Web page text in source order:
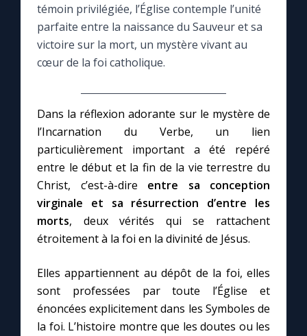
Questions-réponses
Prier au quotidien
L'Évangile chaque jour
Les premiers samedis du mois
Marie qui défait les nœuds
Me consacrer à Jésus par Marie
Mes intentions de prière
Une Minute avec Marie
témoin privilégiée, l’Église contemple l’unité
parfaite entre la naissance du Sauveur et sa
victoire sur la mort, un mystère vivant au
cœur de la foi catholique.
Dans la réflexion adorante sur le mystère de
l’Incarnation du Verbe, un lien
particulièrement important a été repéré
entre le début et la fin de la vie terrestre du
Christ, c’est-à-dire entre sa conception
virginale et sa résurrection d’entre les
morts, deux vérités qui se rattachent
étroitement à la foi en la divinité de Jésus.
Elles appartiennent au dépôt de la foi, elles
sont professées par toute l’Église et
énoncées explicitement dans les Symboles de
la foi. L’histoire montre que les doutes ou les